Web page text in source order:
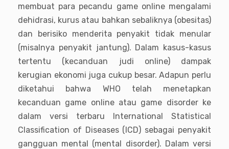
membuat para pecandu game online mengalami
dehidrasi, kurus atau bahkan sebaliknya (obesitas)
dan berisiko menderita penyakit tidak menular
(misalnya penyakit jantung). Dalam kasus-kasus
tertentu (kecanduan judi online) dampak
kerugian ekonomi juga cukup besar. Adapun perlu
diketahui bahwa WHO telah menetapkan
kecanduan game online atau game disorder ke
dalam versi terbaru International Statistical
Classification of Diseases (ICD) sebagai penyakit
gangguan mental (mental disorder). Dalam versi